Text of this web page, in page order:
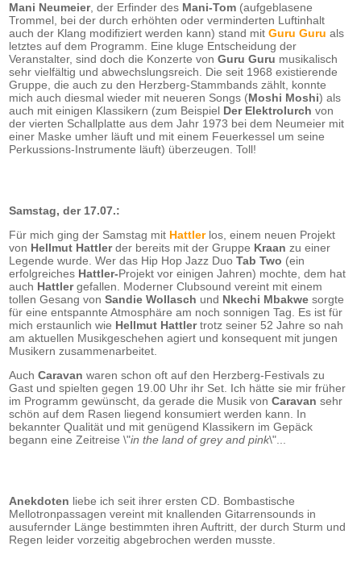
Mani Neumeier, der Erfinder des Mani-Tom (aufgeblasene
Trommel, bei der durch erhöhten oder verminderten Luftinhalt
auch der Klang modifiziert werden kann) stand mitGuru Guru als
letztes auf dem Programm. Eine kluge Entscheidung der
Veranstalter, sind doch die Konzerte vonGuru Guru musikalisch
sehr vielfältig und abwechslungsreich. Die seit 1968 existierende
Gruppe, die auch zu den Herzberg-Stammbands zählt, konnte
mich auch diesmal wieder mit neueren Songs (Moshi Moshi) als
auch mit einigen Klassikern (zum Beispiel Der Elektrolurch von
der vierten Schallplatte aus dem Jahr 1973 bei dem Neumeier mit
einer Maske umher läuft und mit einem Feuerkessel um seine
Perkussions-Instrumente läuft) überzeugen. Toll!
Samstag, der 17.07.:
Für mich ging der Samstag mit Hattlerlos, einem neuen Projekt
von Hellmut Hattlerder bereits mit der Gruppe Kraan zu einer
Legende wurde. Wer das Hip Hop Jazz DuoTab Two (ein
erfolgreiches Hattler-Projekt vor einigen Jahren) mochte, dem hat
auch Hattlergefallen. Moderner Clubsound vereint mit einem
tollen Gesang vonSandie Wollasch und Nkechi Mbakwesorgte
für eine entspannte Atmosphäre am noch sonnigen Tag. Es ist für
mich erstaunlich wie Hellmut Hattlertrotz seiner 52 Jahre so nah
am aktuellen Musikgeschehen agiert und konsequent mit jungen
Musikern zusammenarbeitet.
AuchCaravan waren schon oft auf den Herzberg-Festivals zu
Gast und spielten gegen 19.00 Uhr ihr Set. Ich hätte sie mir früher
im Programm gewünscht, da gerade die Musik vonCaravan sehr
schön auf dem Rasen liegend konsumiert werden kann. In
bekannter Qualität und mit genügend Klassikern im Gepäck
begann eine Zeitreise \"in the land of grey and pink\"...
Anekdoten liebe ich seit ihrer ersten CD. Bombastische
Mellotronpassagen vereint mit knallenden Gitarrensounds in
ausufernder Länge bestimmten ihren Auftritt, der durch Sturm und
Regen leider vorzeitig abgebrochen werden musste.